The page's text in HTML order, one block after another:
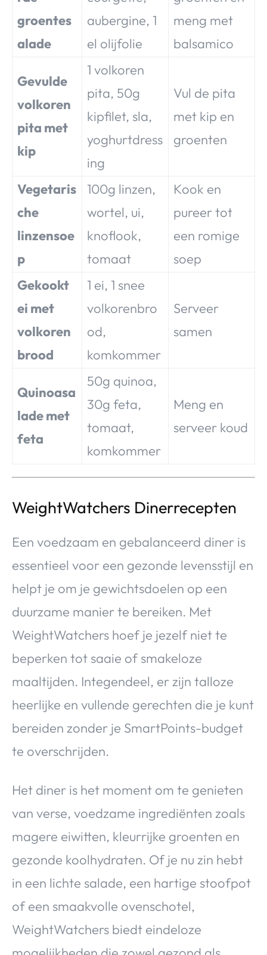
groentes
alade
aubergine, 1
el olijfolie
meng met
balsamico
Gevulde
volkoren
pita met
kip
1 volkoren
pita, 50g
kipfilet, sla,
yoghurtdress
ing
Vul de pita
met kip en
groenten
Vegetaris
che
linzensoe
p
100g linzen,
wortel, ui,
knoflook,
tomaat
Kook en
pureer tot
een romige
soep
Gekookt
ei met
volkoren
brood
1 ei, 1 snee
volkorenbro
od,
komkommer
Serveer
samen
Quinoasa
lade met
feta
50g quinoa,
30g feta,
tomaat,
komkommer
Meng en
serveer koud
WeightWatchers Dinerrecepten
Een voedzaam en gebalanceerd diner is
essentieel voor een gezonde levensstijl en
helpt je om je gewichtsdoelen op een
duurzame manier te bereiken. Met
WeightWatchers hoef je jezelf niet te
beperken tot saaie of smakeloze
maaltijden. Integendeel, er zijn talloze
heerlijke en vullende gerechten die je kunt
bereiden zonder je SmartPoints-budget
te overschrijden.
Het diner is het moment om te genieten
van verse, voedzame ingrediënten zoals
magere eiwitten, kleurrijke groenten en
gezonde koolhydraten. Of je nu zin hebt
in een lichte salade, een hartige stoofpot
of een smaakvolle ovenschotel,
WeightWatchers biedt eindeloze